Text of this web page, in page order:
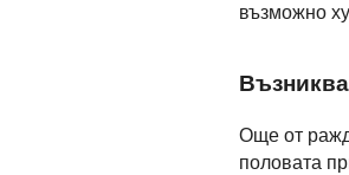
възможно
Още от
половата